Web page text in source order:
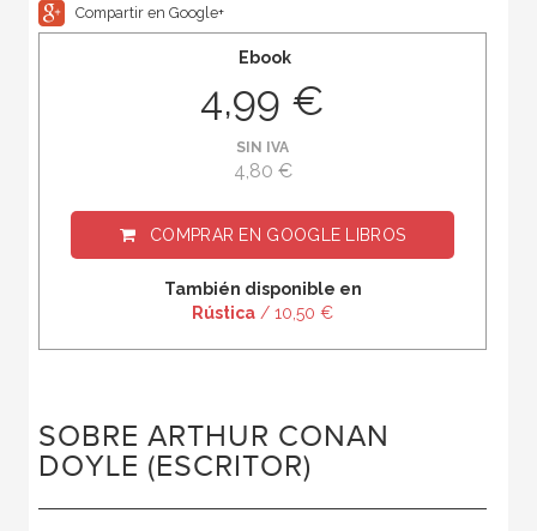
Compartir en Google+
Ebook
4,99 €
SIN IVA
4,80 €
COMPRAR EN GOOGLE LIBROS
También disponible en
Rústica / 10,50 €
SOBRE ARTHUR CONAN
DOYLE (ESCRITOR)